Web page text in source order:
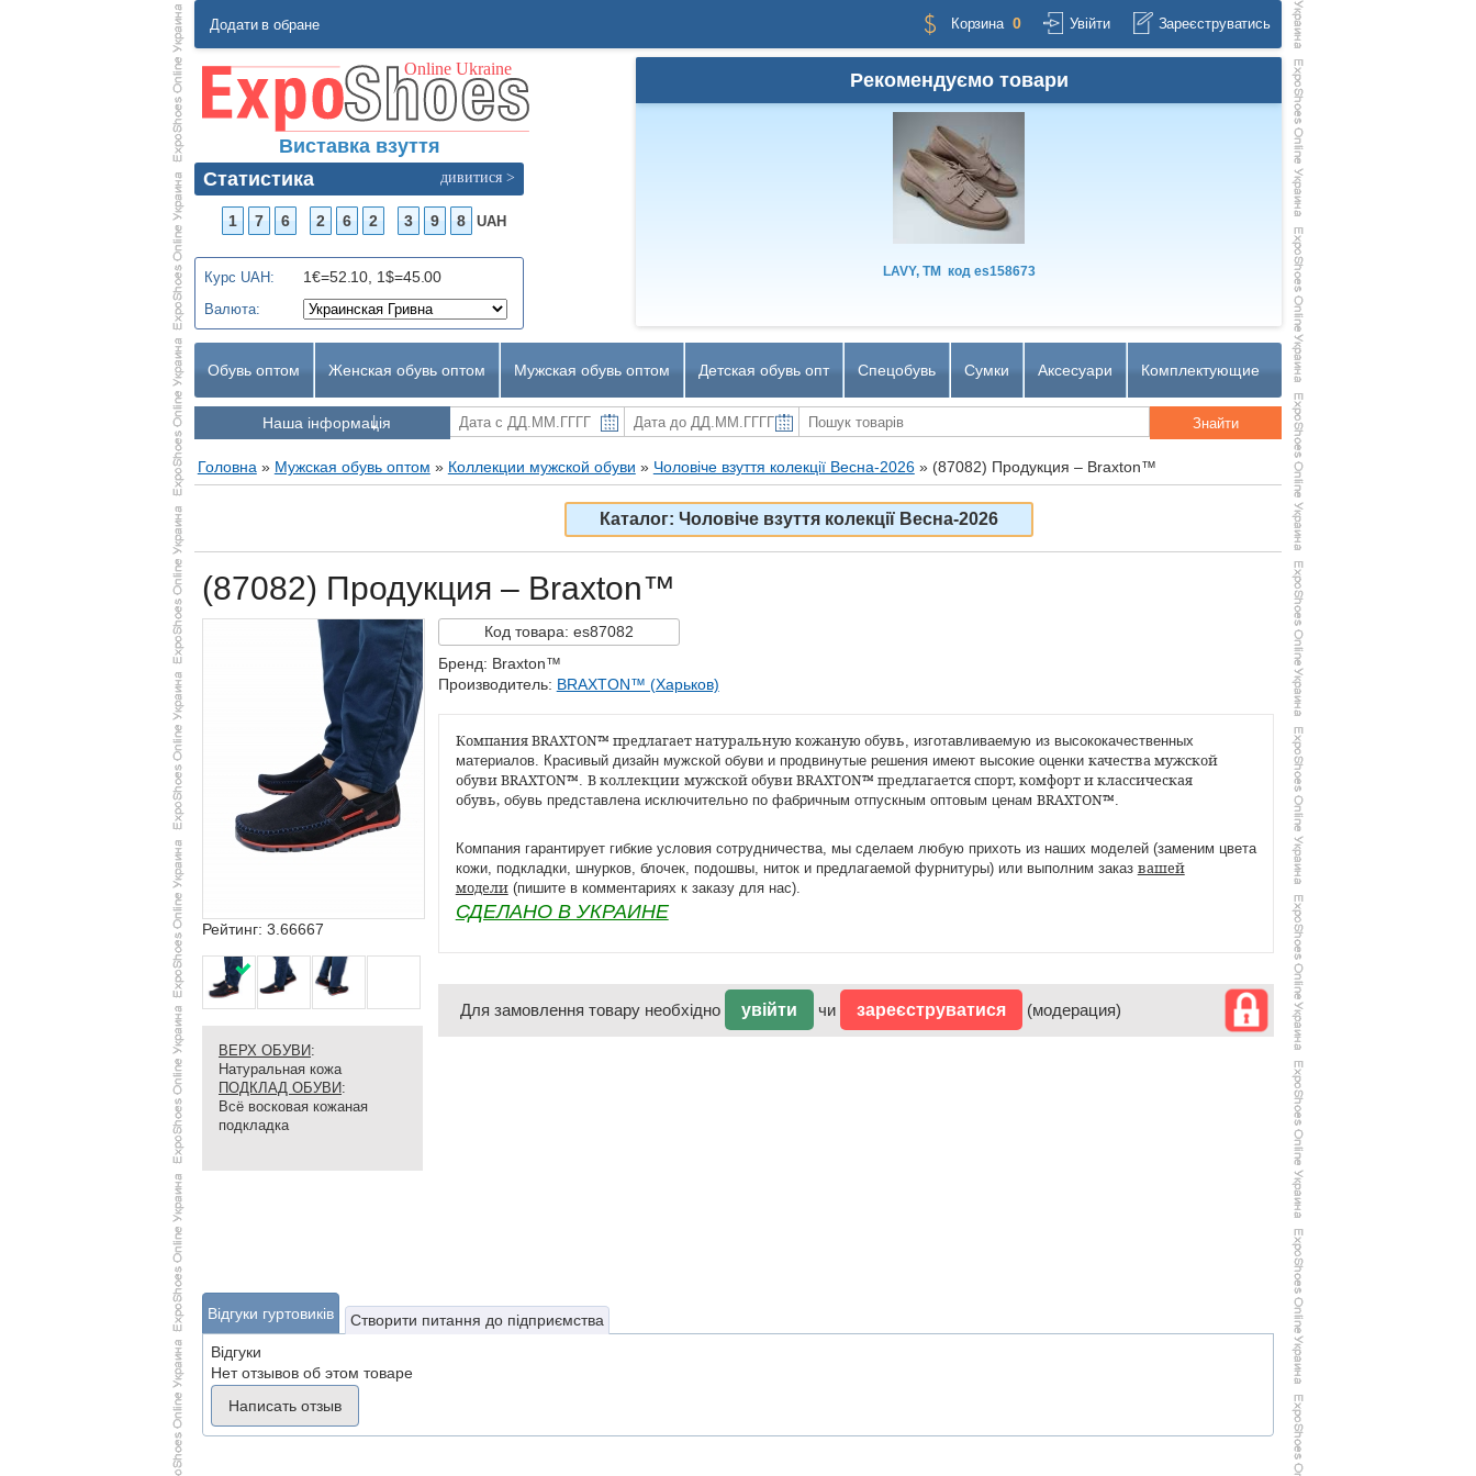
Додати в обране Корзина 0 Увійти Зареєструватись
Виставка взуття
Статистика
дивитися >
1 7 6 2 6 2 3 9 8 UAH
Курс UAH: 1€=52.10, 1$=45.00
Валюта:
Рекомендуємо товари
LAVY, TM кодes158673
Обувь оптом Женская обувь оптом Мужская обувь оптом Детская обувь опт Спецобувь Сумки Аксесуари Комплектующие
Наша інформація
Головна » Мужская обувь оптом » Коллекции мужской обуви » Чоловіче взуття колекції Весна-2026» (87082) Продукция – Braxton™
Каталог: Чоловіче взуття колекції Весна-2026
(87082) Продукция – Braxton™
Рейтинг: 3.66667
ВЕРХ ОБУВИ :
Натуральная кожа
ПОДКЛАД ОБУВИ :
Всё восковая кожаная
подкладка
Кодтовара: es87082
Бренд: Braxton™
Производитель: BRAXTON™ (Харьков)
Компания BRAXTON™ предлагает натуральную кожаную обувь, изготавливаемую из высококачественных
материалов. Красивый дизайн мужской обуви и продвинутые решения имеют высокие оценки качества мужской
обуви BRAXTON™. В коллекции мужской обуви BRAXTON™ предлагается спорт, комфорт и классическая
обувь,обувь представлена исключительно по фабричным отпускным оптовым ценам BRAXTON™.
Компания гарантирует гибкие условия сотрудничества, мы сделаем любую прихоть из наших моделей (заменим цвета
кожи, подкладки, шнурков, блочек, подошвы, ниток и предлагаемой фурнитуры) или выполним заказ вашей
модели(пишите в комментариях к заказу для нас).
СДЕЛАНО В УКРАИНЕ
Для замовлення товару необхідно увійти чи зареєструватися (модерация)
Відгуки гуртовиків
Створити питання до підприємства
Відгуки
Нет отзывов об этом товаре
Написать отзыв